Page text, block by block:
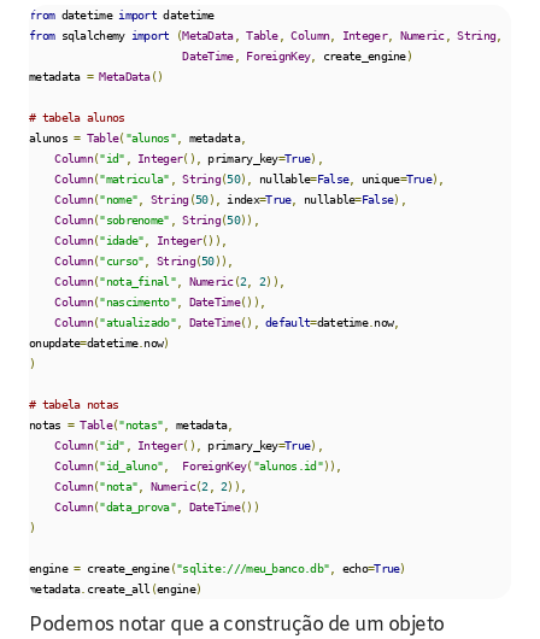
from datetime import
datetime
from sqlalchemy import (MetaData, Table, Column, Integer, Numeric, String,
DateTime, ForeignKey, create_engine)
metadata = MetaData()
# tabela alunos
alunos = Table("alunos", metadata,
Column("id" Integer(), primary_key=True),
Column("matricula" String(50), nullable=False, unique=True),
Column("nome" String(50), index=True, nullable=False),
Column("sobrenome" String(50)),
Column("idade" Integer()),
Column("curso" String(50)),
Column("nota_final", Numeric(2 2)),
Column("nascimento", DateTime()),
Column("atualizado", DateTime(), default=datetime. now,
onupdate=datetime. now)
)
# tabela notas
notas = Table("notas" metadata,
Column("id" Integer(), primary_key=True),
Column("id_aluno" ForeignKey("alunos.id")),
Column("nota" Numeric(2 2)),
Column("data_prova", DateTime())
)
engine = create_engine("sqlite:///meu_banco.db" echo=True)
metadata. create_all (engine)
Podemos notar que a construção de um objeto